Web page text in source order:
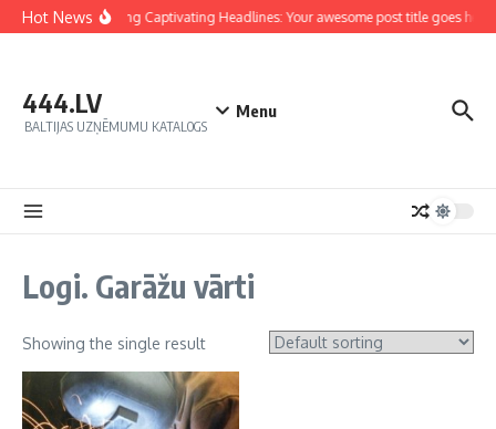
Hot NewsCrafting Captivating Headlines: Your awesome post title goes here
444.LV
BALTIJAS UZŅĒMUMU KATALOGS
Menu
Logi. Garāžu vārti
Showing the single result